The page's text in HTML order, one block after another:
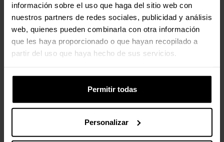
información sobre el uso que haga del sitio web con
nuestros partners de redes sociales, publicidad y análisis
web, quienes pueden combinarla con otra información
que les haya proporcionado o que hayan recopilado a
partir del uso que haya hecho de sus servicios.
Permitir todas
Personalizar